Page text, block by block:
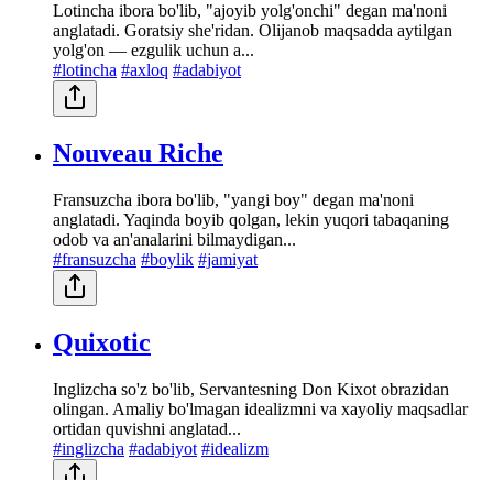
Lotincha ibora bo'lib, "ajoyib yolg'onchi" degan ma'noni
anglatadi. Goratsiy she'ridan. Olijanob maqsadda aytilgan
yolg'on — ezgulik uchun a...
#lotincha #axloq #adabiyot
Nouveau Riche
Fransuzcha ibora bo'lib, "yangi boy" degan ma'noni
anglatadi. Yaqinda boyib qolgan, lekin yuqori tabaqaning
odob va an'analarini bilmaydigan...
#fransuzcha #boylik #jamiyat
Quixotic
Inglizcha so'z bo'lib, Servantesning Don Kixot obrazidan
olingan. Amaliy bo'lmagan idealizmni va xayoliy maqsadlar
ortidan quvishni anglatad...
#inglizcha #adabiyot #idealizm